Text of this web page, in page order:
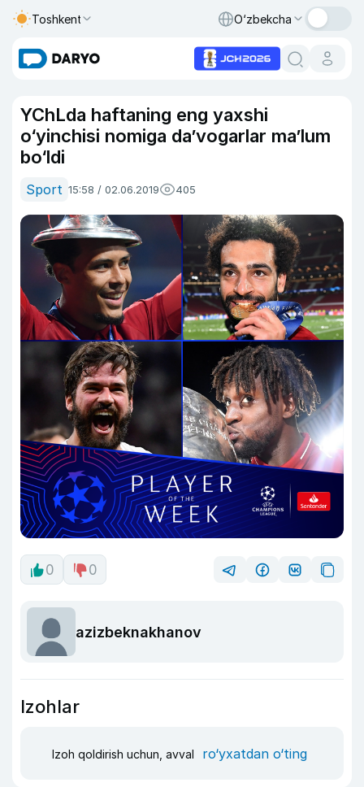
Toshkent O‘zbekcha
YChLda haftaning eng yaxshi
o‘yinchisi nomiga da’vogarlar ma’lum
bo‘ldi
Sport 15:58 / 02.06.2019 405
0 0
azizbeknakhanov
Izohlar
Izoh qoldirish uchun, avval ro‘yxatdan o‘ting